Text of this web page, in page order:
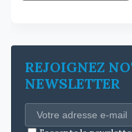
REJOIGNEZ
NEWSLETTER